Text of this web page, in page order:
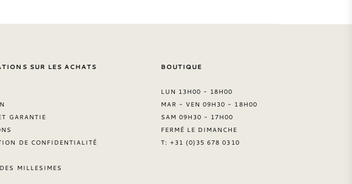
SUR LES ACHATS
GARANTIE
DE CONFIDENTIALITÉ
MILLESIMES
BOUTIQUE
LUN 13H00 - 18H00
MAR - VEN 09H30 - 18H00
SAM 09H30 - 17H00
FERMÉ LE DIMANCHE
T: +31 (0)35 678 0310